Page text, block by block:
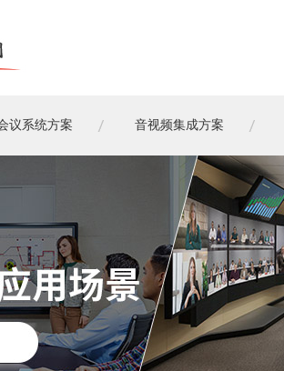
议系统方案 音视频集成方案